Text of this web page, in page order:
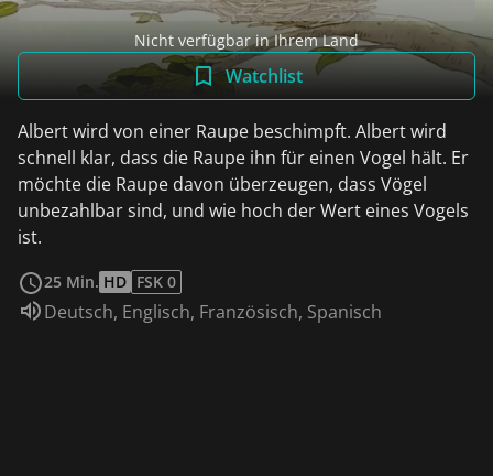
Nicht verfügbar in Ihrem Land
Watchlist
Albert wird von einer Raupe beschimpft. Albert wird
schnell klar, dass die Raupe ihn für einen Vogel hält. Er
möchte die Raupe davon überzeugen, dass Vögel
unbezahlbar sind, und wie hoch der Wert eines Vogels
ist.
25 Min. HD FSK 0
Sprache:
Deutsch, Englisch, Französisch, Spanisch